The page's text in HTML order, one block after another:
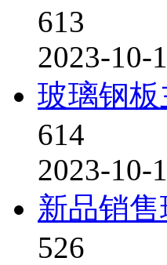
613
2023-10-
玻璃钢
614
2023-10-
新品销
526